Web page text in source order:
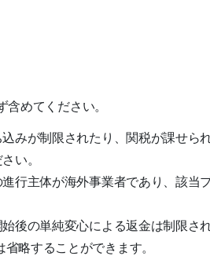
含めてください。
みが制限されたり、関税が課せら
い。
行主体が海外事業者であり、該当
後の単純変心による返金は制限さ
略することができます。